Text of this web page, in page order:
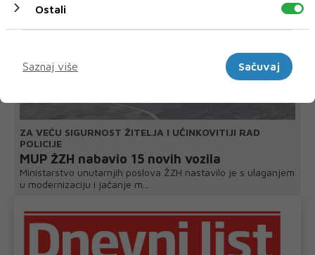
ZA VEĆU SIGURNOST ŽITELJA I UČINKOVITIJI RAD
POLICIJE
MUP ŽZH nabavio 15 novih vozila
Ministarstvo unutarnjih poslova ŽZH nastavilo je s ulaganjem
u modernizaciju i jačanje m...
Ostali
Saznaj više
Sačuvaj